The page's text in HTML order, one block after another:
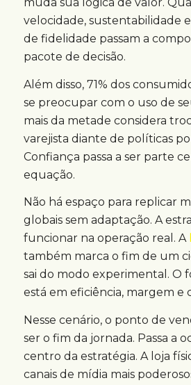
velocidade, sustentabilidade
de fidelidade passam a
pacote de decisão.
Além disso, 71% dos
se preocupar com o uso de
mais da metade considera
varejista diante de políticas
Confiança passa a ser parte
equação.
Não há espaço para replicar
globais sem adaptação. A
funcionar na operação real. A
também marca o fim de um
sai do modo experimental. O
está em eficiência, margem e
Nesse cenário, o ponto de
ser o fim da jornada. Passa a
centro da estratégia. A loja
canais de mídia mais